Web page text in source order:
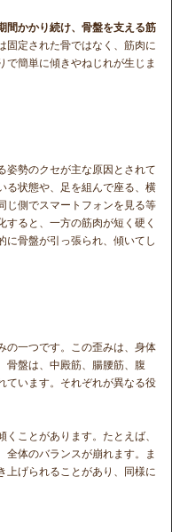
間かかり続け、骨盤を支える筋
固定された骨ではなく、筋肉に
で簡単に傾きやねじれが生じま
姿勢のクセが主な原因とされて
る状態や、足を組んで座る、横
じ側でスマートフォンを見る等
ると、一方の筋肉が短く硬く
に骨盤が引っ張られ、傾いてし
の一つです。この歪みは、身体
骨盤は、中殿筋、腸腰筋、腹
ています。それぞれが異なる役
ことがあります。たとえば、
全体のバランスが崩れます。ま
上げられることがあり、同様に